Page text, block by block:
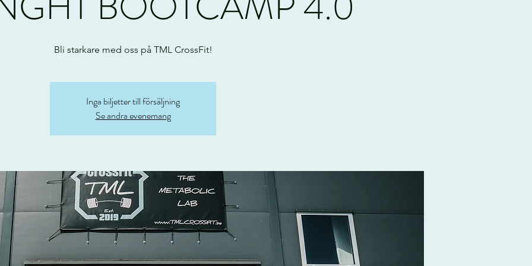
Bli starkare med oss på TML CrossFit!
Inga biljetter till försäljning
Se andra evenemang